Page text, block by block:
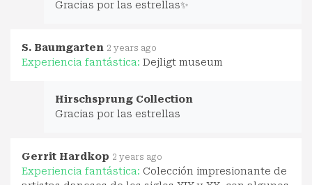
Gracias por las estrellas✨
S. Baumgarten 2 years ago
Experiencia fantástica: Dejligt museum
Hirschsprung Collection
Gracias por las estrellas
Gerrit Hardkop 2 years ago
Experiencia fantástica: Colección impresionante de